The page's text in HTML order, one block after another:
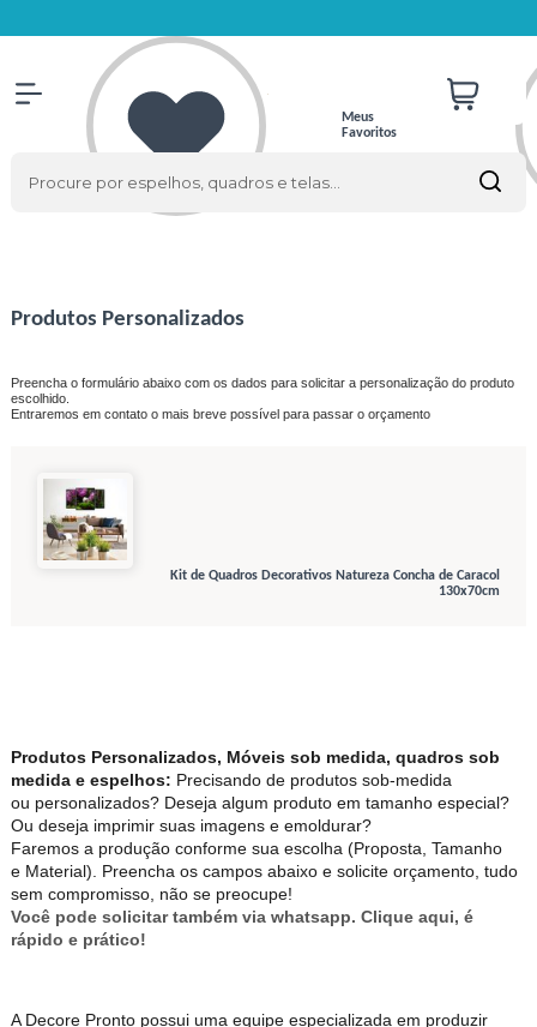
Meus
Favoritos
Produtos Personalizados
Preencha o formulário abaixo com os dados para solicitar a personalização do produto
escolhido.
Entraremos em contato o mais breve possível para passar o orçamento
Kit de Quadros Decorativos Natureza Concha de Caracol
130x70cm
Produtos Personalizados, Móveis sob medida, quadros sob
medida e espelhos: Precisando de produtos sob-medida
ou personalizados? Deseja algum produto em tamanho especial?
Ou deseja imprimir suas imagens e emoldurar?
Faremos a produção conforme sua escolha (Proposta, Tamanho
e Material). Preencha os campos abaixo e solicite orçamento, tudo
sem compromisso, não se preocupe!
Você pode solicitar também via whatsapp. Clique aqui, é
rápido e prático!
A Decore Pronto possui uma equipe especializada em produzir